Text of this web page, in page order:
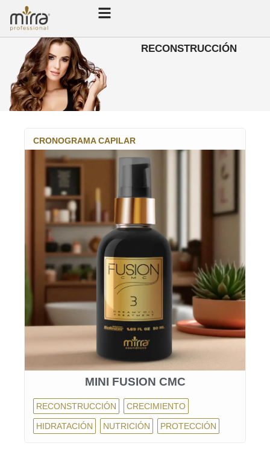
RECONSTRUCCIÓN
CRONOGRAMA CAPILAR
MINI FUSION CMC
RECONSTRUCCIÓN CRECIMIENTO
HIDRATACIÓN NUTRICIÓN PROTECCIÓN